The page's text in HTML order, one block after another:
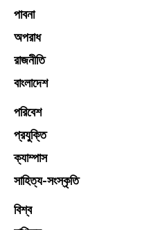
পাবনা
অপরাধ
রাজনীতি
বাংলাদেশ
পরিবেশ
প্রযুক্তি
ক্যাম্পাস
সাহিত্য-সংস্কৃতি
বিশ্ব